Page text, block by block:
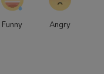
Funny Angry